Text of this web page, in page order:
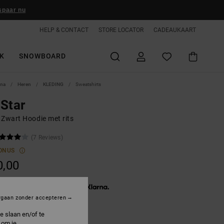
nu
HELP & CONTACT STORE LOCATOR CADEAUKAART
SNOWBOARD
Heren KLEDING Sweatshirts
Zwart Hoodie met rits
(7 Reviews)
slaan en/of te
zonder accepteren